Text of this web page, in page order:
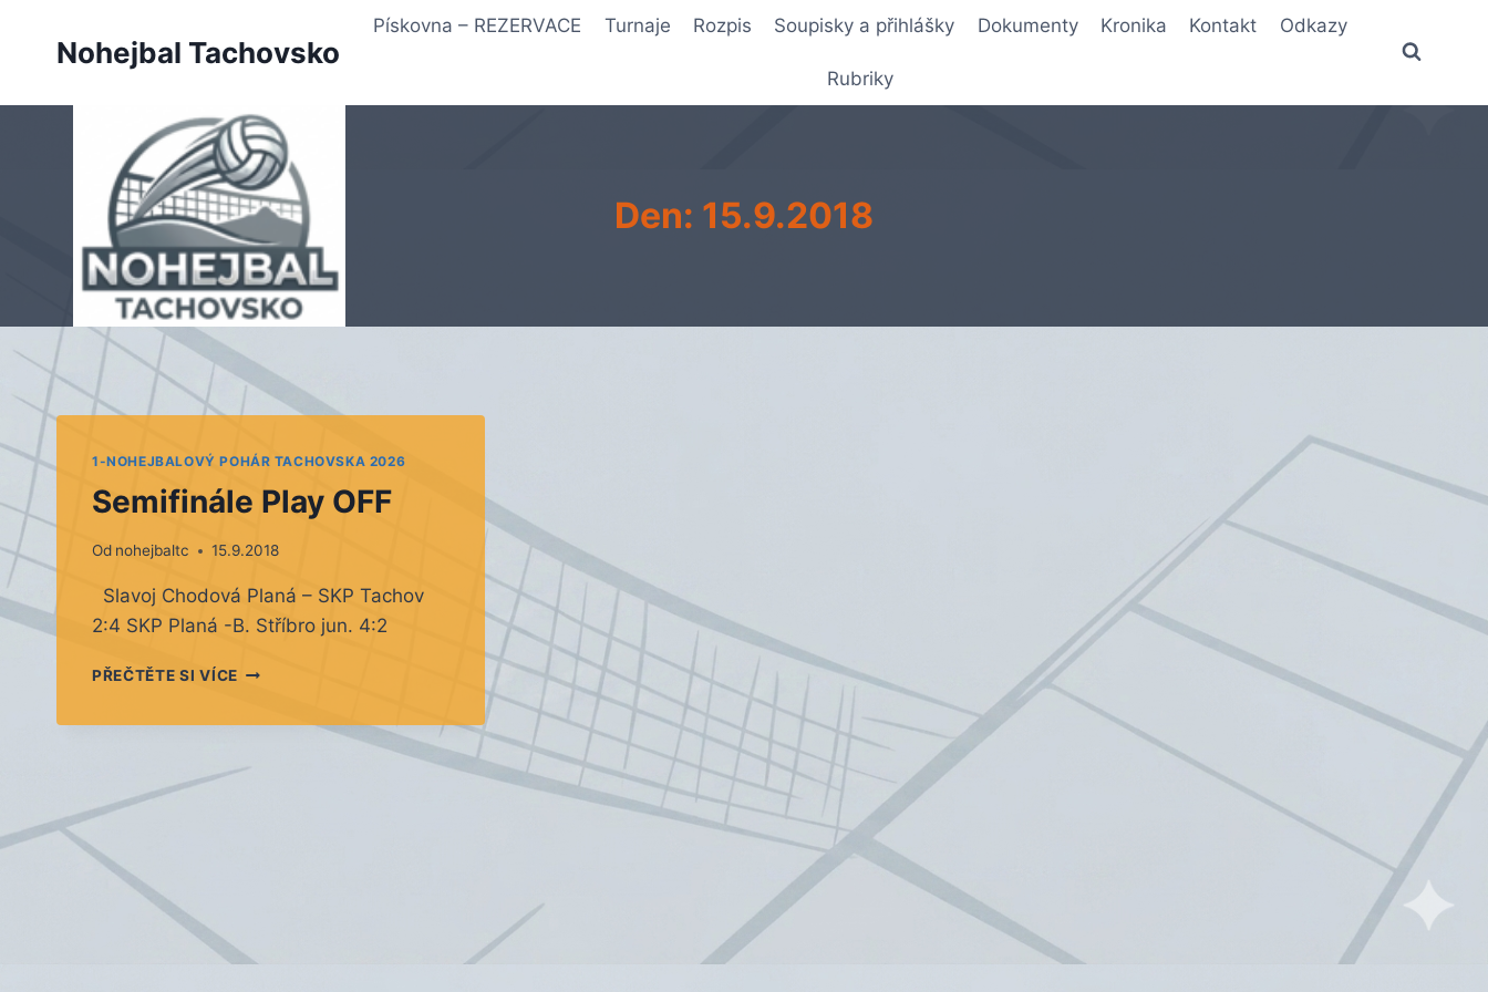
Nohejbal Tachovsko
Pískovna – REZERVACE Turnaje Rozpis Soupisky a přihlášky Dokumenty Kronika Kontakt Odkazy
Rubriky
Den: 15.9.2018
1-NOHEJBALOVÝ POHÁR TACHOVSKA 2026
Semifinále Play OFF
Od nohejbaltc 15.9.2018
Slavoj Chodová Planá – SKP Tachov
2:4 SKP Planá -B. Stříbro jun. 4:2
PŘEČTĚTE SI VÍCESEMIFINÁLE